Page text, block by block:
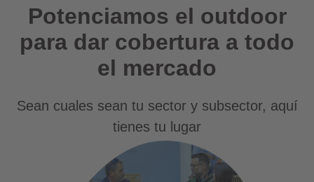
Potenciamos el outdoor
para dar cobertura a todo
el mercado
Sean cuales sean tu sector y subsector, aquí
tienes tu lugar